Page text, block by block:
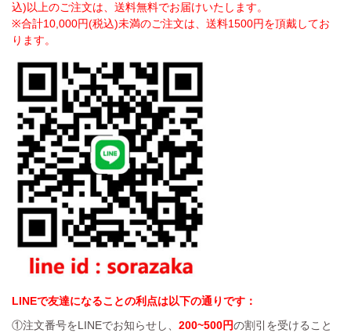
込)以上のご注文は、送料無料でお届けいたします。
※合計10,000円(税込)未満のご注文は、送料1500円を頂戴してお
ります。
LINEで友達になることの利点は以下の通りです：
①注文番号をLINEでお知らせし、 200~500円の割引を受けること